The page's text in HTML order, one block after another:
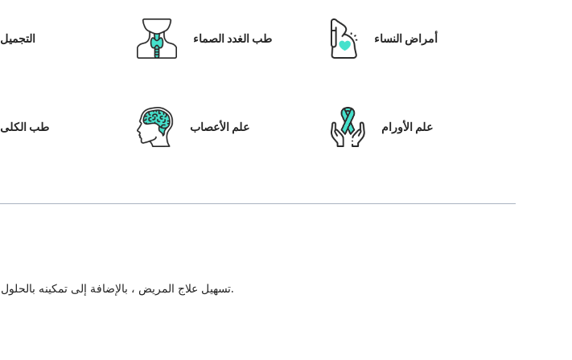
التجميل طب الغدد الصماء أمراض النساء
طب الكلى علم الأعصاب علم الأورام
تسهيل علاج المريض ، بالإضافة إلى تمكينه بالحلول التي تعتمد على التكنولوجيا ونظام رعاية المرضى والشفافية في كل خطوة من خطوات رحلة العلاج.